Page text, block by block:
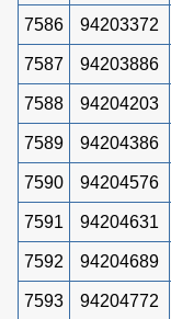
7586 94203372
7587 94203886
7588 94204203
7589 94204386
7590 94204576
7591 94204631
7592 94204689
7593 94204772